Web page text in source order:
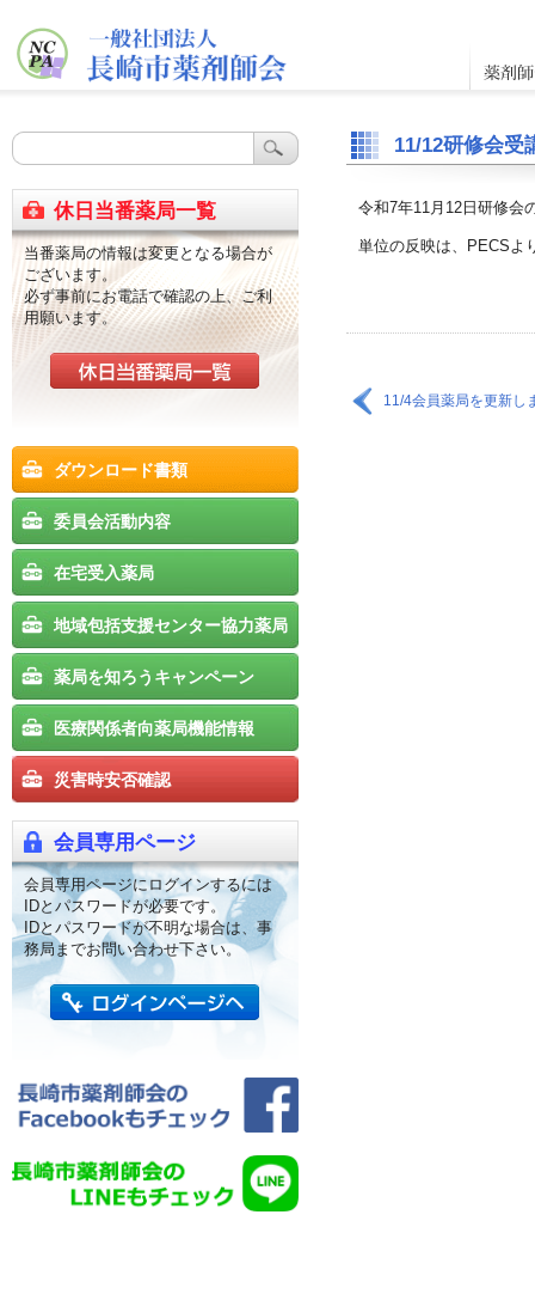
11/12研修会受
令和7年11月12日研修会
単位の反映は、PECSよ
11/4会員薬局を更新し
休日当番薬局一覧
当番薬局の情報は変更となる場合が
ございます。
必ず事前にお電話で確認の上、ご利
用願います。
ダウンロード書類
委員会活動内容
在宅受入薬局
地域包括支援センター協力薬局
薬局を知ろうキャンペーン
医療関係者向薬局機能情報
災害時安否確認
会員専用ページ
会員専用ページにログインするには
IDとパスワードが必要です。
IDとパスワードが不明な場合は、事
務局までお問い合わせ下さい。